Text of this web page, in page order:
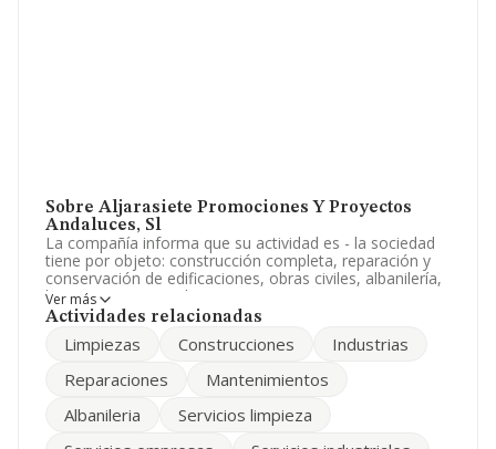
Sobre Aljarasiete Promociones Y Proyectos
Andaluces, Sl
La compañía informa que su actividad es - la sociedad
tiene por objeto: construcción completa, reparación y
conservación de edificaciones, obras civiles, albanilería,
limpieza, servicios de mantenimiento y pequeños
trabajos de construcción en general. preparac. La
Sociedad Limitada. Tiene CNAE: 4335 - '%cnae%'. La
INFORMA, ha dispuesto de un número de empleados
Ver más
Actividades relacionadas
Limpiezas Construcciones
Industrias
Reparaciones
Mantenimientos
Albanileria
Servicios limpieza